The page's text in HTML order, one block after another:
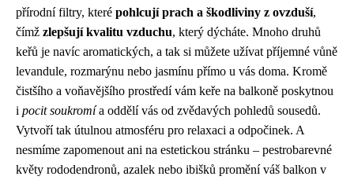
přírodní filtry, které pohlcují prach a škodliviny z ovzduší,
čímž zlepšují kvalitu vzduchu, který dýcháte. Mnoho druhů
keřů je navíc aromatických, a tak si můžete užívat příjemné vůně
levandule, rozmarýnu nebo jasmínu přímo u vás doma. Kromě
čistšího a voňavějšího prostředí vám keře na balkoně poskytnou
i pocit soukromía oddělí vás od zvědavých pohledů sousedů.
Vytvoří tak útulnou atmosféru pro relaxaci a odpočinek. A
nesmíme zapomenout ani na estetickou stránku – pestrobarevné
květy rododendronů, azalek nebo ibišků promění váš balkon v